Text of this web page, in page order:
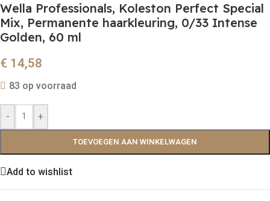
Wella Professionals, Koleston Perfect Special
Mix, Permanente haarkleuring, 0/33 Intense
Golden, 60 ml
€ 14,58
83 op voorraad
- +
TOEVOEGEN AAN WINKELWAGEN
Add to wishlist